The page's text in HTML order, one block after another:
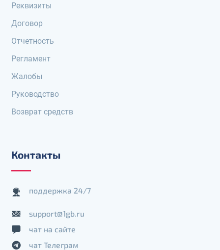
Реквизиты
Договор
Отчетность
Регламент
Жалобы
Руководство
Возврат средств
Контакты
поддержка 24/7
support@1gb.ru
чат на сайте
чат Телеграм